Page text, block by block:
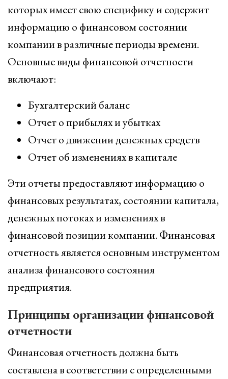
которых имеет свою специфику и содержит
информацию о финансовом состоянии
компании в различные периоды времени.
Основные виды финансовой отчетности
включают:
Бухгалтерский баланс
Отчет о прибылях и убытках
Отчет о движении денежных средств
Отчет об изменениях в капитале
Эти отчеты предоставляют информацию о
финансовых результатах, состоянии капитала,
денежных потоках и изменениях в
финансовой позиции компании. Финансовая
отчетность является основным инструментом
анализа финансового состояния
предприятия.
Принципы организации финансовой
отчетности
Финансовая отчетность должна быть
составлена в соответствии с определенными